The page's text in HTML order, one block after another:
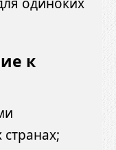
одиноких
к